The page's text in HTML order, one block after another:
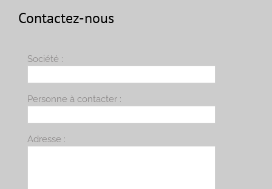
Contactez-nous
Société :
Personne à contacter :
Adresse :